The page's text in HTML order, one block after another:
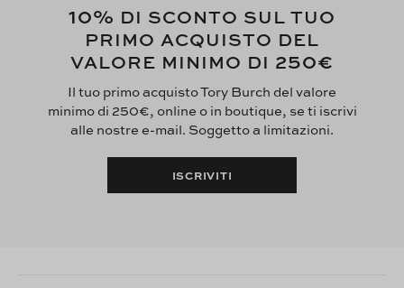
10% DI SCONTO SUL TUO
PRIMO ACQUISTO DEL
VALORE MINIMO DI 250€
Il tuo primo acquisto Tory Burch del valore
minimo di 250€, online o in boutique, se ti iscrivi
alle nostre e-mail. Soggetto a limitazioni.
ISCRIVITI